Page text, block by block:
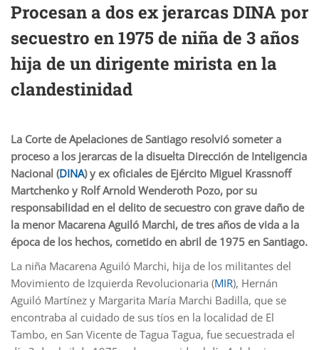
Procesan a dos ex jerarcas DINA por
secuestro en 1975 de niña de 3 años
hija de un dirigente mirista en la
clandestinidad
La Corte de Apelaciones de Santiago resolvió someter a
proceso a los jerarcas de la disuelta Dirección de Inteligencia
Nacional (DINA) y ex oficiales de Ejército Miguel Krassnoff
Martchenko y Rolf Arnold Wenderoth Pozo, por su
responsabilidad en el delito de secuestro con grave daño de
la menor Macarena Aguiló Marchi, de tres años de vida a la
época de los hechos, cometido en abril de 1975 en Santiago.
La niña Macarena Aguiló Marchi, hija de los militantes del
Movimiento de Izquierda Revolucionaria (MIR), Hernán
Aguiló Martínez y Margarita María Marchi Badilla, que se
encontraba al cuidado de sus tíos en la localidad de El
Tambo, en San Vicente de Tagua Tagua, fue secuestrada el